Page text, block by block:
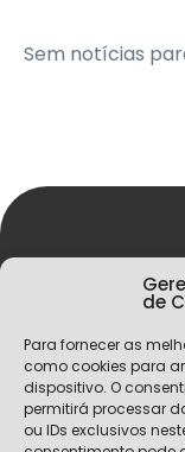
de
Para fornecer as
como cookies para
dispositivo. O
permitirá processar
ou IDs exclusivos
Sem notícias